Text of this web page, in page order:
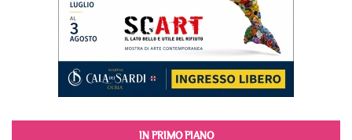
IN PRIMO PIANO